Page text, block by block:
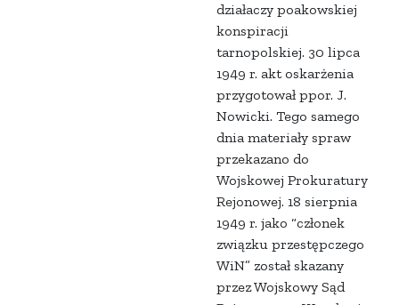
działaczy poakowskiej
konspiracji
tarnopolskiej. 30 lipca
1949 r. akt oskarżenia
przygotował ppor. J.
Nowicki. Tego samego
dnia materiały spraw
przekazano do
Wojskowej Prokuratury
Rejonowej. 18 sierpnia
1949 r. jako “członek
związku przestępczego
WiN” został skazany
przez Wojskowy Sąd